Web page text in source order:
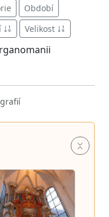
Období
Velikost